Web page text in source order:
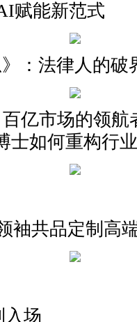
赋能新范式
》：法律人的
百亿市场的领
士如何重构行
袖共品定制高
入场